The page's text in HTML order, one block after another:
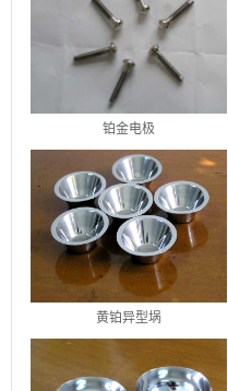
铂金电极
黄铂异型埚